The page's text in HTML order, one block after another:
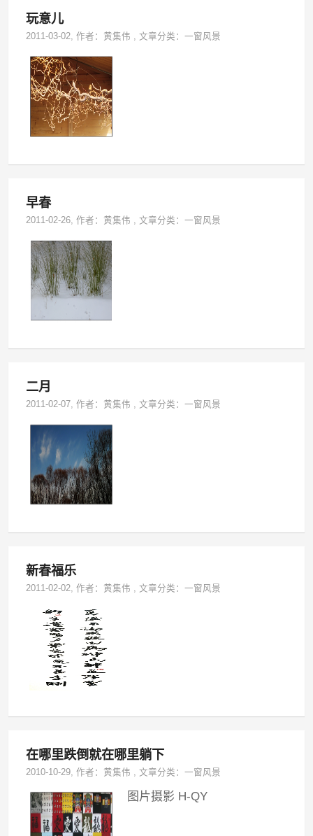
玩意儿
2011-03-02, 作者：黄集伟 ,文章分类：一窗风景
早春
2011-02-26, 作者：黄集伟 ,文章分类：一窗风景
二月
2011-02-07, 作者：黄集伟 ,文章分类：一窗风景
新春福乐
2011-02-02, 作者：黄集伟 ,文章分类：一窗风景
在哪里跌倒就在哪里躺下
2010-10-29, 作者：黄集伟 ,文章分类：一窗风景
图片摄影 H-QY